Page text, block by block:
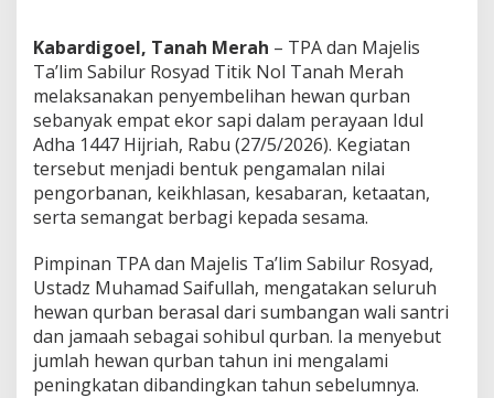
Kabardigoel, Tanah Merah – TPA dan Majelis
Ta’lim Sabilur Rosyad Titik Nol Tanah Merah
melaksanakan penyembelihan hewan qurban
sebanyak empat ekor sapi dalam perayaan Idul
Adha 1447 Hijriah, Rabu (27/5/2026). Kegiatan
tersebut menjadi bentuk pengamalan nilai
pengorbanan, keikhlasan, kesabaran, ketaatan,
serta semangat berbagi kepada sesama.
Pimpinan TPA dan Majelis Ta’lim Sabilur Rosyad,
Ustadz Muhamad Saifullah, mengatakan seluruh
hewan qurban berasal dari sumbangan wali santri
dan jamaah sebagai sohibul qurban. Ia menyebut
jumlah hewan qurban tahun ini mengalami
peningkatan dibandingkan tahun sebelumnya.